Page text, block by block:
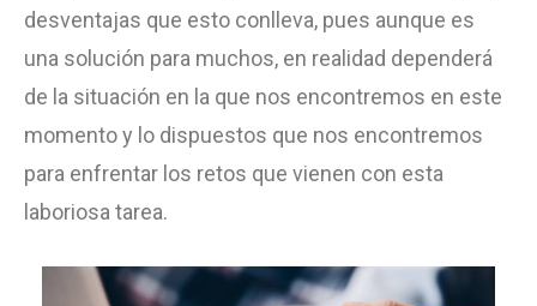
desventajas que esto conlleva, pues aunque es
una solución para muchos, en realidad dependerá
de la situación en la que nos encontremos en este
momento y lo dispuestos que nos encontremos
para enfrentar los retos que vienen con esta
laboriosa tarea.